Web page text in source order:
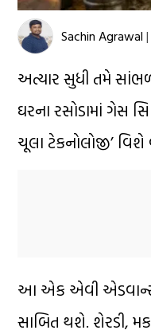
Sachin Agrawal |
અત્યાર સુધી તમે
ઘરના રસોડામાં ગેસ
ચૂલા ટેકનોલોજી’
આ એક એવી એડવાન્સ
સાબિત થશે. શેરડી,